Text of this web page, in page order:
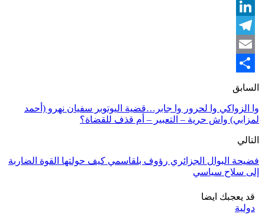
Messenger
LinkedIn
Telegram
Email
Share
السابق
وا الزواكي وا لحرور وا جابر…قضية اليوتوبر سفيان نهرو (أحمد
لمزابي) واش حرية – التعبير – أم قذف للقضاة؟
التالي
فضيحة البوال الجزائري رؤوف بلقاسمي كيف حولتها القوة الضاربة
إلى سلاح سياسي
قد يعجبك ايضا
دولية